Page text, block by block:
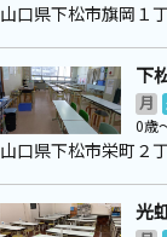
山口県下松市旗岡１
下
月
0歳
山口県下松市栄町２
光